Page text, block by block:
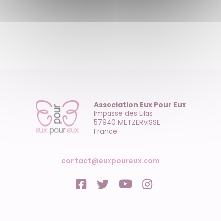
Association Eux Pour Eux
Impasse des Lilas
57940 METZERVISSE
France
contact@euxpoureux.com